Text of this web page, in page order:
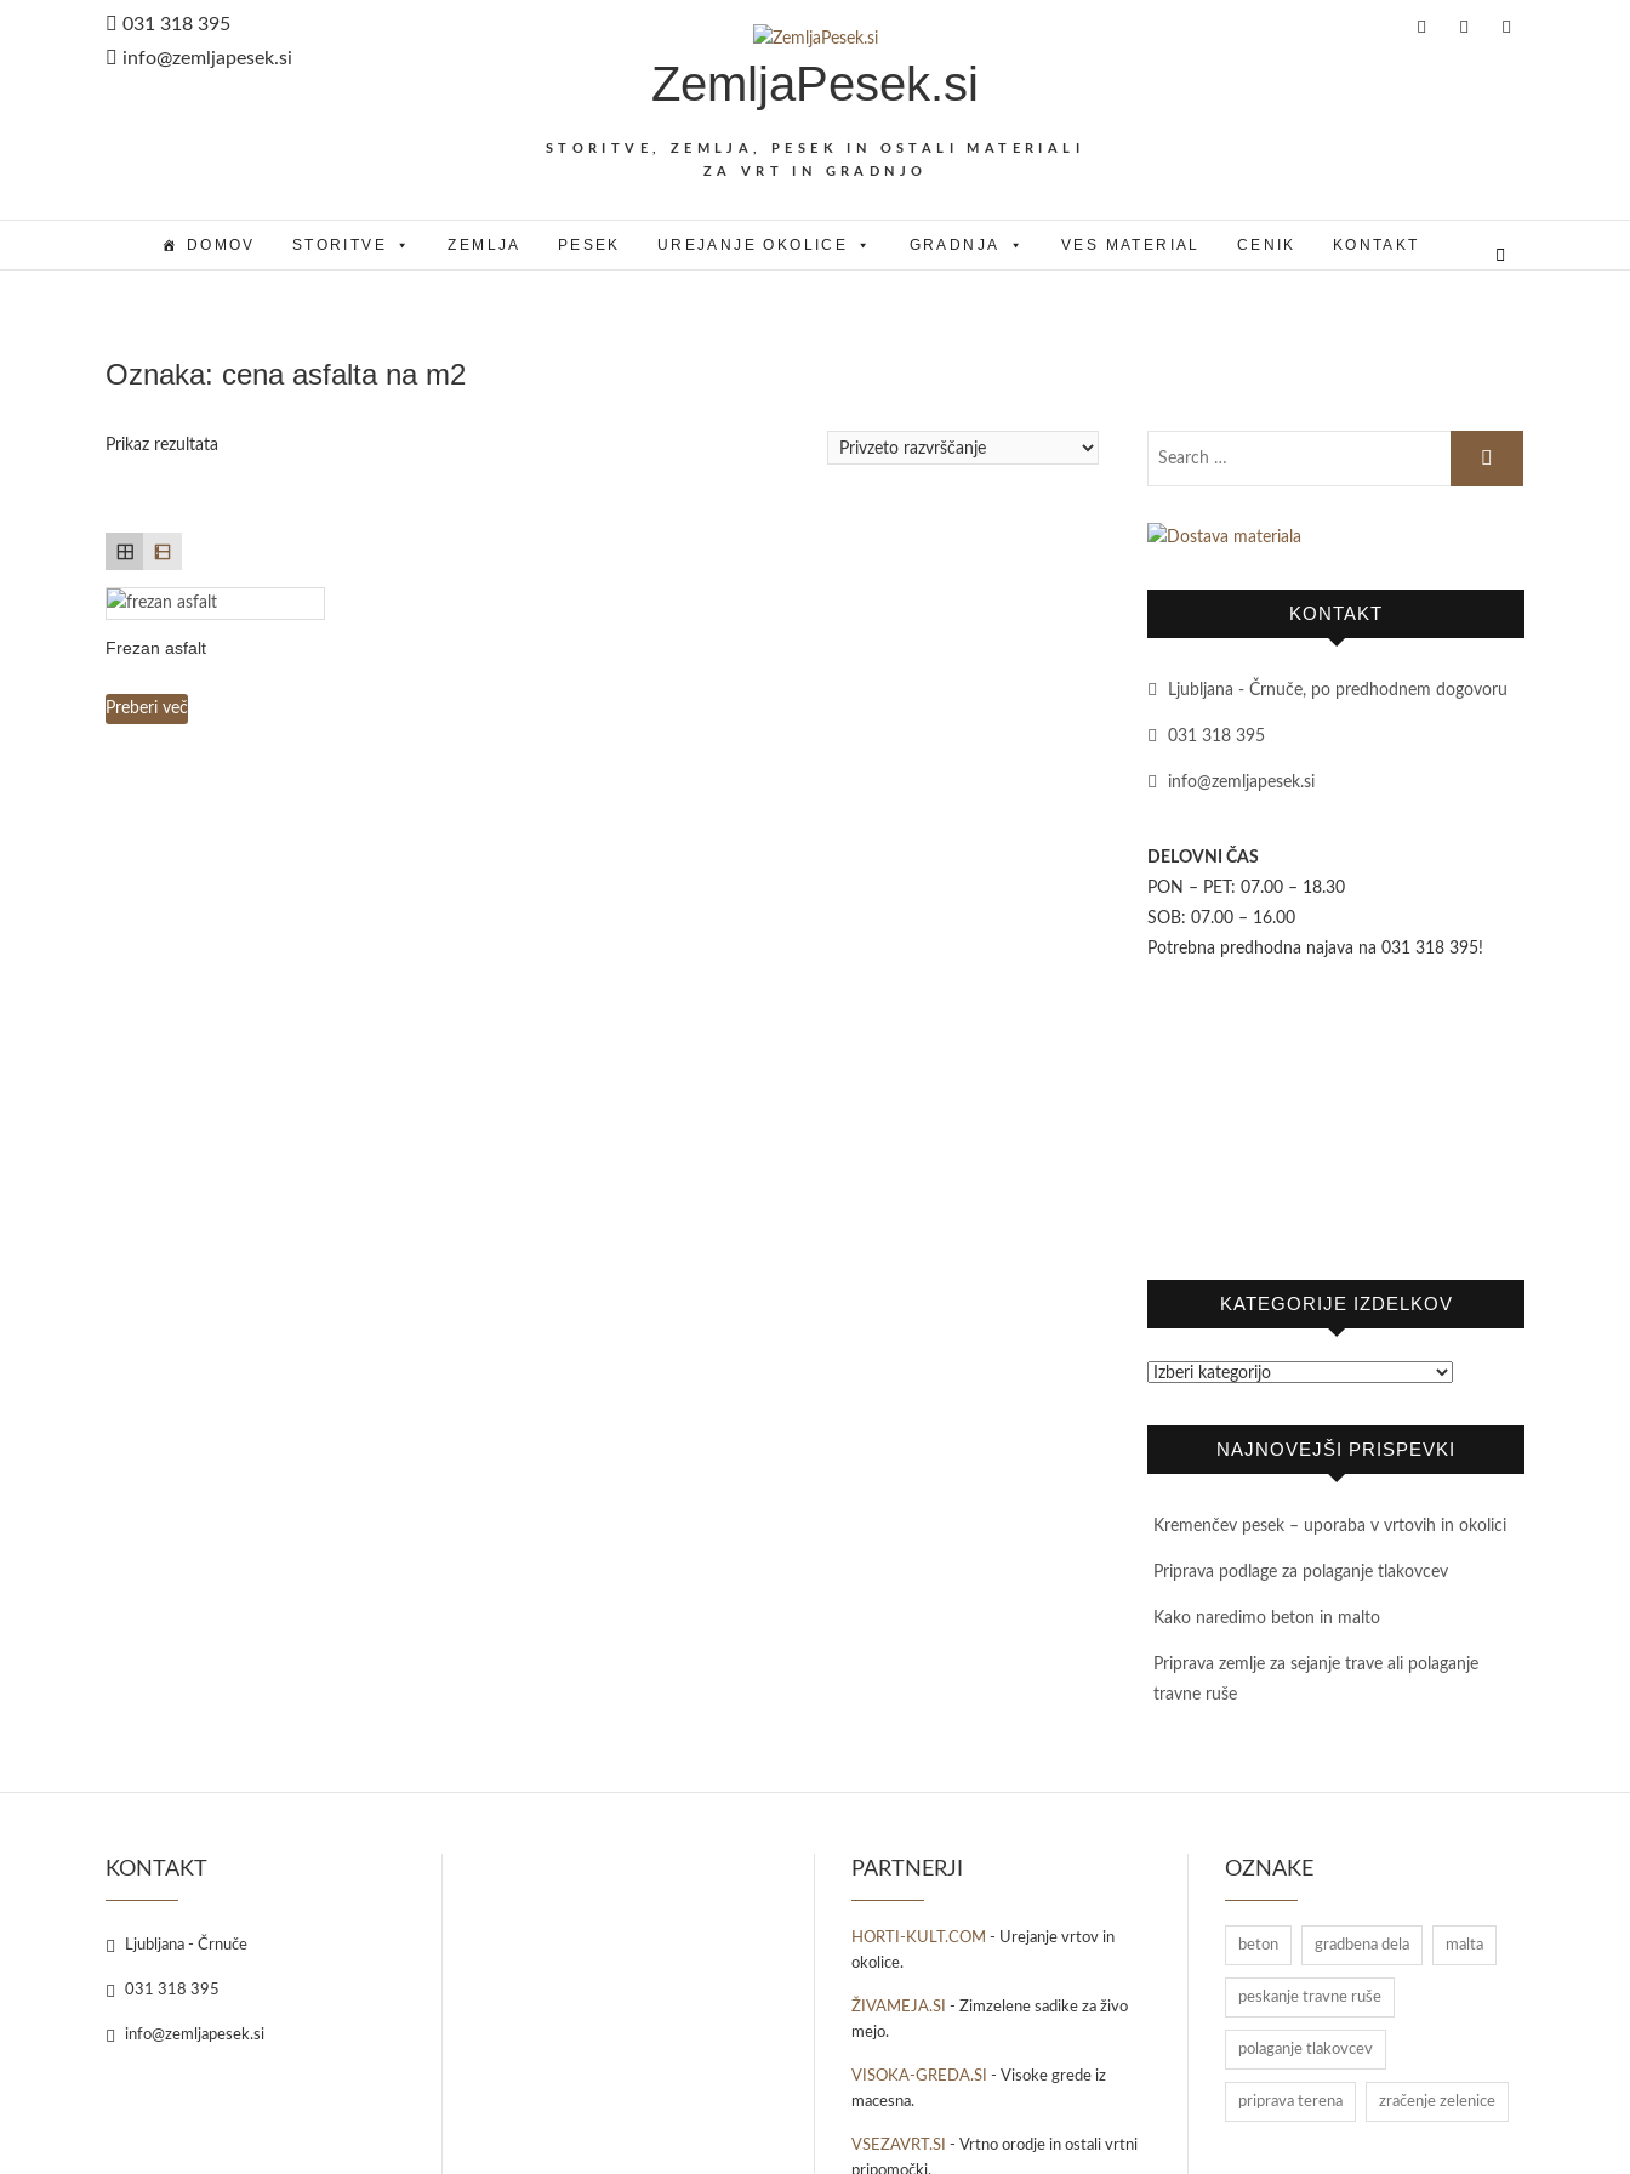
031 318 395
info@zemljapesek.si
ZemljaPesek.si
STORITVE, ZEMLJA, PESEK IN OSTALI MATERIALI
ZA VRT IN GRADNJO
DOMOV STORITVE ZEMLJA PESEK UREJANJE OKOLICE GRADNJA VES MATERIAL CENIK KONTAKT
Oznaka: cena asfalta na m2
Prikaz rezultata
Frezan asfalt
Preberi več
KONTAKT
Ljubljana - Črnuče, po predhodnem dogovoru
031 318 395
info@zemljapesek.si
DELOVNI ČAS
PON – PET: 07.00 – 18.30
SOB: 07.00 – 16.00
Potrebna predhodna najava na 031 318 395!
KATEGORIJE IZDELKOV
NAJNOVEJŠI PRISPEVKI
Kremenčev pesek – uporaba v vrtovih in okolici
Priprava podlage za polaganje tlakovcev
Kako naredimo beton in malto
Priprava zemlje za sejanje trave ali polaganje
travne ruše
KONTAKT
Ljubljana - Črnuče
031 318 395
info@zemljapesek.si
PARTNERJI
HORTI-KULT.COM - Urejanje vrtov in
okolice.
ŽIVAMEJA.SI - Zimzelene sadike za živo
mejo.
VISOKA-GREDA.SI - Visoke grede iz
macesna.
VSEZAVRT.SI - Vrtno orodje in ostali vrtni
OZNAKE
beton gradbena dela malta
peskanje travne ruše
polaganje tlakovcev
priprava terena zračenje zelenice